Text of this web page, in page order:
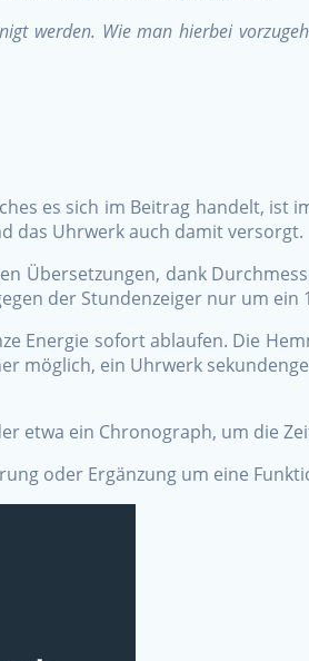
werden. Wie man hierbei
es sich im Beitrag handelt, ist
das Uhrwerk auch damit versorgt.
Übersetzungen, dank
der Stundenzeiger nur um ein
Energie sofort ablaufen. Die
möglich, ein Uhrwerk
etwa ein Chronograph, um die
oder Ergänzung um eine